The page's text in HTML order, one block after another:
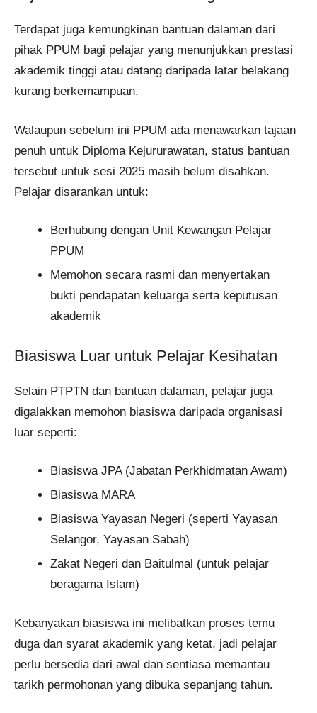
Terdapat juga kemungkinan bantuan dalaman dari
pihak PPUM bagi pelajar yang menunjukkan prestasi
akademik tinggi atau datang daripada latar belakang
kurang berkemampuan.
Walaupun sebelum ini PPUM ada menawarkan tajaan
penuh untuk Diploma Kejururawatan, status bantuan
tersebut untuk sesi 2025 masih belum disahkan.
Pelajar disarankan untuk:
Berhubung dengan Unit Kewangan Pelajar
PPUM
Memohon secara rasmi dan menyertakan
bukti pendapatan keluarga serta keputusan
akademik
Biasiswa Luar untuk Pelajar Kesihatan
Selain PTPTN dan bantuan dalaman, pelajar juga
digalakkan memohon biasiswa daripada organisasi
luar seperti:
Biasiswa JPA (Jabatan Perkhidmatan Awam)
Biasiswa MARA
Biasiswa Yayasan Negeri (seperti Yayasan
Selangor, Yayasan Sabah)
Zakat Negeri dan Baitulmal (untuk pelajar
beragama Islam)
Kebanyakan biasiswa ini melibatkan proses temu
duga dan syarat akademik yang ketat, jadi pelajar
perlu bersedia dari awal dan sentiasa memantau
tarikh permohonan yang dibuka sepanjang tahun.